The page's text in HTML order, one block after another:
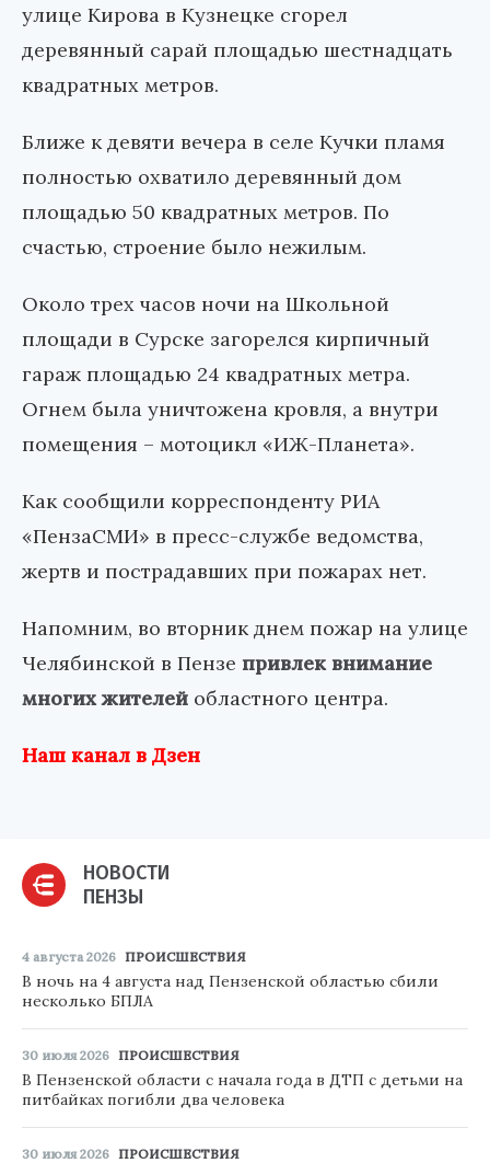
улице Кирова в Кузнецке сгорел
деревянный сарай площадью шестнадцать
квадратных метров.
Ближе к девяти вечера в селе Кучки пламя
полностью охватило деревянный дом
площадью 50 квадратных метров. По
счастью, строение было нежилым.
Около трех часов ночи на Школьной
площади в Сурске загорелся кирпичный
гараж площадью 24 квадратных метра.
Огнем была уничтожена кровля, а внутри
помещения – мотоцикл «ИЖ-Планета».
Как сообщили корреспонденту РИА
«ПензаСМИ» в пресс-службе ведомства,
жертв и пострадавших при пожарах нет.
Напомним, во вторник днем пожар на улице
Челябинской в Пензе привлек внимание
многих жителей областного центра.
Наш канал в Дзен
НОВОСТИ
ПЕНЗЫ
4 августа 2026 ПРОИСШЕСТВИЯ
В ночь на 4 августа над Пензенской областью сбили
несколько БПЛА
30 июля 2026 ПРОИСШЕСТВИЯ
В Пензенской области с начала года в ДТП с детьми на
питбайках погибли два человека
30 июля 2026 ПРОИСШЕСТВИЯ